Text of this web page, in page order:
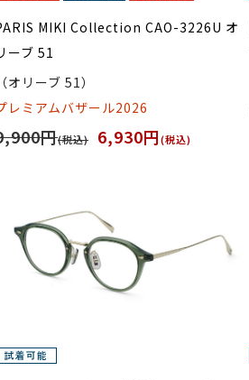
MIKI Collection CAO-3226U オ
ーブ 51
（オリーブ 51）
レミアムバザール2026
円(税込) 6,930円(税込)